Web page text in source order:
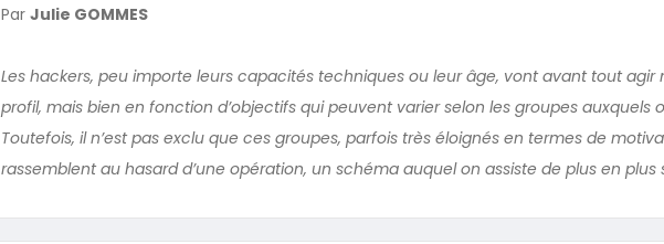
Par Julie GOMMES
Les hackers, peu importe leurs capacités techniques ou leur âge, vont avant tout agir
profil, mais bien en fonction d’objectifs qui peuvent varier selon les groupes auxquels
Toutefois, il n’est pas exclu que ces groupes, parfois très éloignés en termes de
rassemblent au hasard d’une opération, un schéma auquel on assiste de plus en plus